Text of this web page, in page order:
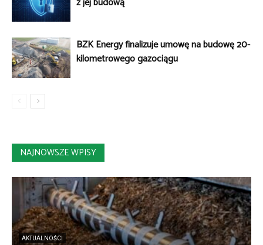
BZK Energy finalizuje umowę na budowę 20-
kilometrowego gazociągu
NAJNOWSZE WPISY
AKTUALNOŚCI